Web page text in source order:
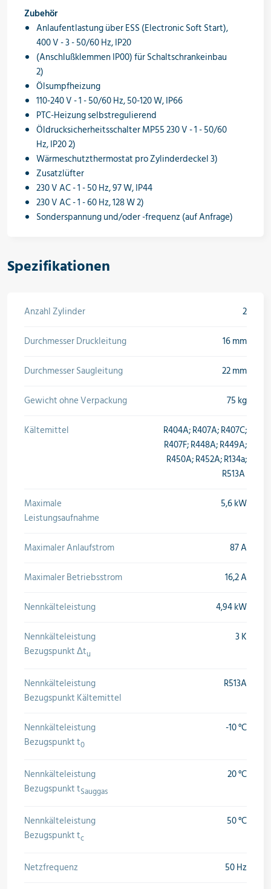
Zubehör
Anlaufentlastung über ESS (Electronic Soft Start),
400 V - 3 - 50/60 Hz, IP20
(Anschlußklemmen IP00) für Schaltschrankeinbau
2)
Ölsumpfheizung
110-240 V - 1 - 50/60 Hz, 50-120 W, IP66
PTC-Heizung selbstregulierend
Öldrucksicherheitsschalter MP55 230 V - 1 - 50/60
Hz, IP20 2)
Wärmeschutzthermostat pro Zylinderdeckel 3)
Zusatzlüfter
230 V AC - 1 - 50 Hz, 97 W, IP44
230 V AC - 1 - 60 Hz, 128 W 2)
Sonderspannung und/oder -frequenz (auf Anfrage)
Spezifikationen
Anzahl Zylinder
2
Durchmesser Druckleitung
16 mm
Durchmesser Saugleitung
22 mm
Gewicht ohne Verpackung
75 kg
Kältemittel
R404A; R407A; R407C;
R407F; R448A; R449A;
R450A; R452A; R134a;
R513A
Maximale
Leistungsaufnahme
5,6 kW
Maximaler Anlaufstrom
87 A
Maximaler Betriebsstrom
16,2 A
Nennkälteleistung
4,94 kW
Nennkälteleistung
Bezugspunkt Δtu
3 K
Nennkälteleistung
Bezugspunkt Kältemittel
R513A
Nennkälteleistung
Bezugspunkt t0
-10 °C
Nennkälteleistung
Bezugspunkt tSauggas
20 °C
Nennkälteleistung
Bezugspunkt tc
50 °C
Netzfrequenz
50 Hz